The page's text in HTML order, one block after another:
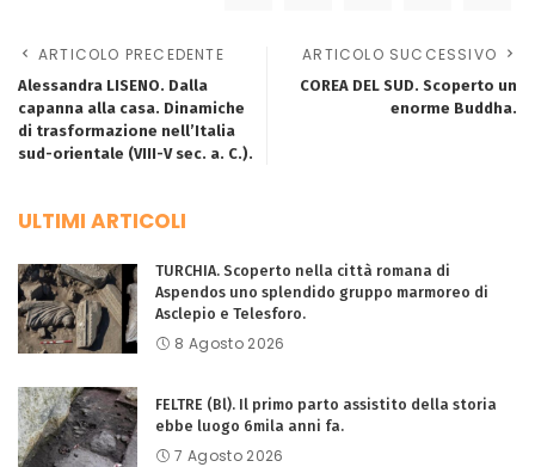
ARTICOLO PRECEDENTE
Alessandra LISENO. Dalla
capanna alla casa. Dinamiche
di trasformazione nell’Italia
sud-orientale (VIII-V sec. a. C.).
ARTICOLO SUCCESSIVO
COREA DEL SUD. Scoperto un
enorme Buddha.
ULTIMI ARTICOLI
TURCHIA. Scoperto nella città romana di
Aspendos uno splendido gruppo marmoreo di
Asclepio e Telesforo.
8 Agosto 2026
FELTRE (Bl). Il primo parto assistito della storia
ebbe luogo 6mila anni fa.
7 Agosto 2026